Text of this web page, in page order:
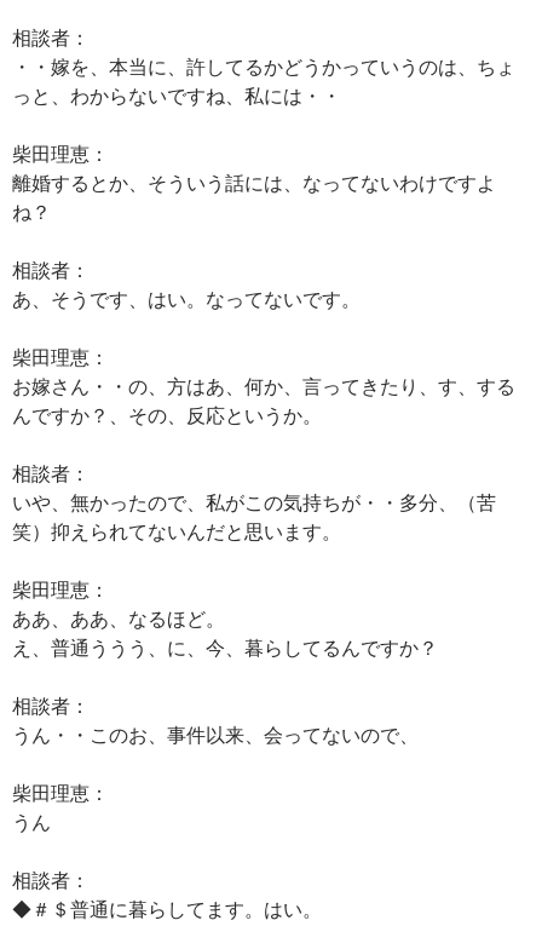
相談者：
・・嫁を、本当に、許してるかどうかっていうのは、ちょ
っと、わからないですね、私には・・
柴田理恵：
離婚するとか、そういう話には、なってないわけですよ
ね？
相談者：
あ、そうです、はい。なってないです。
柴田理恵：
お嫁さん・・の、方はあ、何か、言ってきたり、す、する
んですか？、その、反応というか。
相談者：
いや、無かったので、私がこの気持ちが・・多分、（苦
笑）抑えられてないんだと思います。
柴田理恵：
ああ、ああ、なるほど。
え、普通ううう、に、今、暮らしてるんですか？
相談者：
うん・・このお、事件以来、会ってないので、
柴田理恵：
うん
相談者：
◆＃＄普通に暮らしてます。はい。